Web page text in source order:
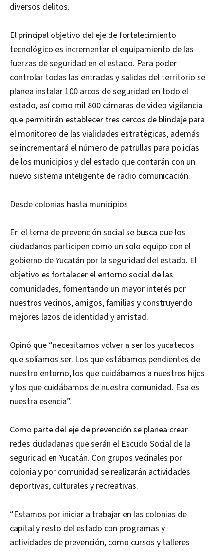
diversos delitos.
El principal objetivo del eje de fortalecimiento
tecnológico es incrementar el equipamiento de las
fuerzas de seguridad en el estado. Para poder
controlar todas las entradas y salidas del territorio se
planea instalar 100 arcos de seguridad en todo el
estado, así como mil 800 cámaras de video vigilancia
que permitirán establecer tres cercos de blindaje para
el monitoreo de las vialidades estratégicas, además
se incrementará el número de patrullas para policías
de los municipios y del estado que contarán con un
nuevo sistema inteligente de radio comunicación.
Desde colonias hasta municipios
En el tema de prevención social se busca que los
ciudadanos participen como un solo equipo con el
gobierno de Yucatán por la seguridad del estado. El
objetivo es fortalecer el entorno social de las
comunidades, fomentando un mayor interés por
nuestros vecinos, amigos, familias y construyendo
mejores lazos de identidad y amistad.
Opinó que “necesitamos volver a ser los yucatecos
que solíamos ser. Los que estábamos pendientes de
nuestro entorno, los que cuidábamos a nuestros hijos
y los que cuidábamos de nuestra comunidad. Esa es
nuestra esencia”.
Como parte del eje de prevención se planea crear
redes ciudadanas que serán el Escudo Social de la
seguridad en Yucatán. Con grupos vecinales por
colonia y por comunidad se realizarán actividades
deportivas, culturales y recreativas.
“Estamos por iniciar a trabajar en las colonias de
capital y resto del estado con programas y
actividades de prevención, como cursos y talleres